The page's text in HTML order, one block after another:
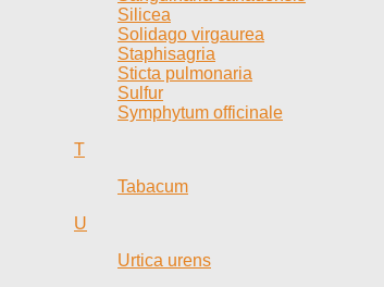
Silicea
Solidago virgaurea
Staphisagria
Sticta pulmonaria
Sulfur
Symphytum officinale
T
Tabacum
U
Urtica urens